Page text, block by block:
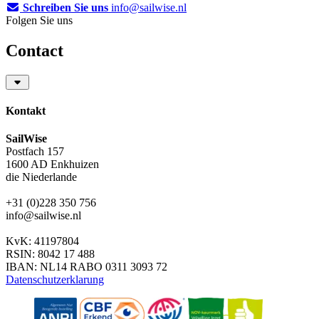
Schreiben Sie uns info@sailwise.nl
Folgen Sie uns
Contact
Kontakt
SailWise
Postfach 157
1600 AD Enkhuizen
die Niederlande
+31 (0)228 350 756
info@sailwise.nl
KvK: 41197804
RSIN: 8042 17 488
IBAN: NL14 RABO 0311 3093 72
Datenschutzerklarung